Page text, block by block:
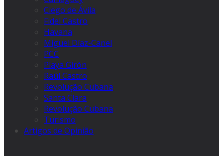
Ciego de Ávila
Fidel Castro
Havana
Miguel Díaz-Canel
PCC
Playa Girón
Raúl Castro
Revolução Cubana
Santa Clara
Revolução Cubana
Turismo
Artigos de Opinião